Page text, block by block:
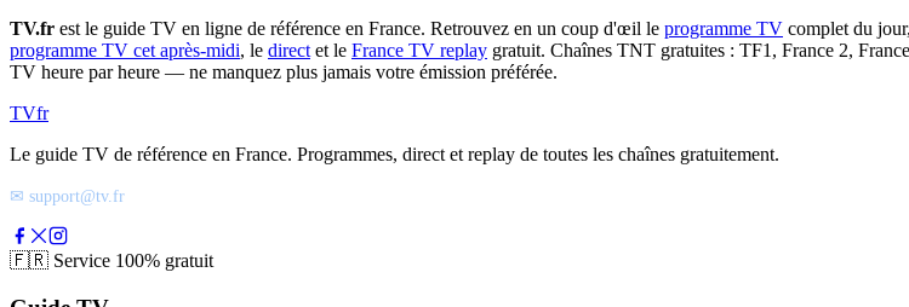
TV.fr est le guide TV en ligne de référence en France. Retrouvez en un coup d'œil le programme TV complet du
programme TV cet après-midi, le direct et le France TV replay gratuit. Chaînes TNT gratuites : TF1, France 2,
TV heure par heure — ne manquez plus jamais votre émission préférée.
TVfr
Le guide TV de référence en France. Programmes, direct et replay de toutes les chaînes gratuitement.
✉ support@tv.fr
🇫🇷 Service 100% gratuit